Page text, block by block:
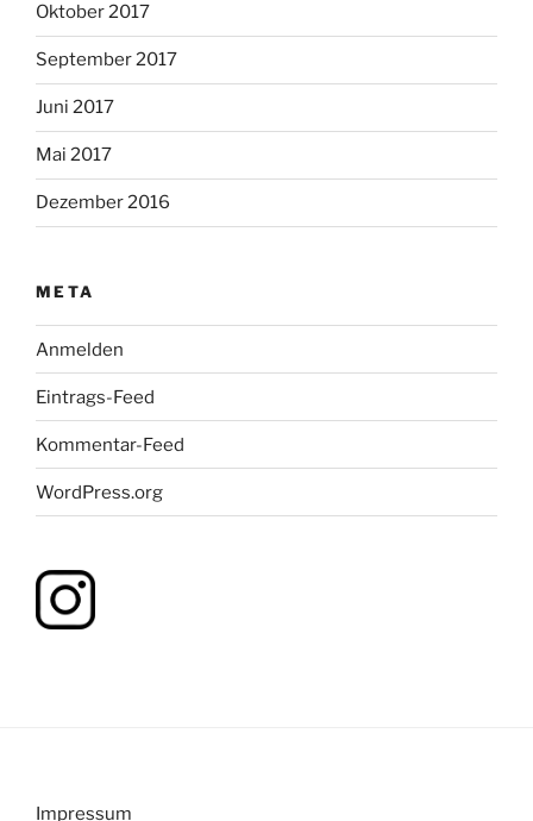
Oktober 2017
September 2017
Juni 2017
Mai 2017
Dezember 2016
META
Anmelden
Eintrags-Feed
Kommentar-Feed
WordPress.org
Impressum